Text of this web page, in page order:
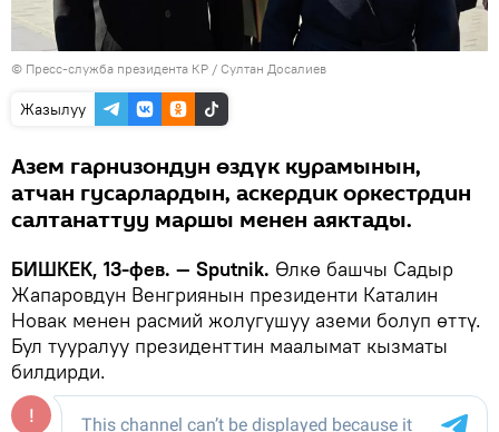
© Пресс-служба президента КР / Султан Досалиев
Жазылуу
Азем гарнизондун өздүк курамынын,
атчан гусарлардын, аскердик оркестрдин
салтанаттуу маршы менен аяктады.
БИШКЕК, 13-фев. — Sputnik. Өлкө башчы Садыр
Жапаровдун Венгриянын президенти Каталин
Новак менен расмий жолугушуу аземи болуп өттү.
Бул тууралуу президенттин маалымат кызматы
билдирди.